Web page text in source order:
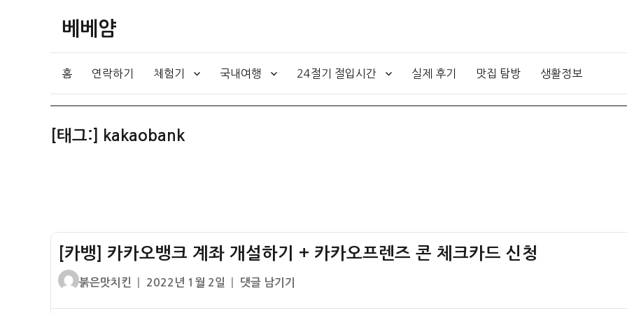
베베얌
홈 연락하기 체험기 국내여행 24절기 절입시간 실제 후기 맛집 탐방 생활정보
[태그:] kakaobank
[카뱅] 카카오뱅크 계좌 개설하기 + 카카오프렌즈 콘 체크카드 신청
글
붉은맛치킨
작
2022년 1월 2일
[카
댓글 남기기